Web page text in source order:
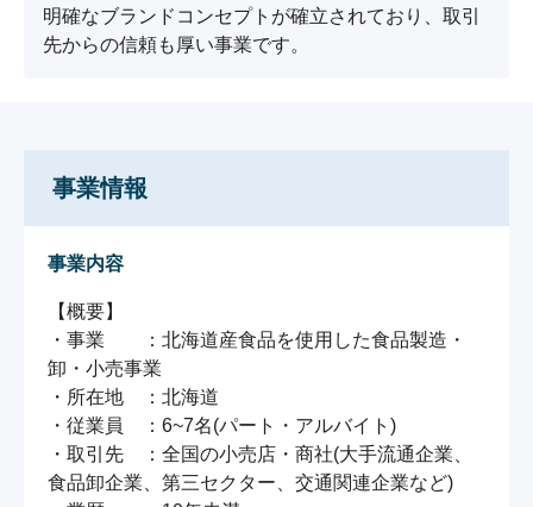
明確なブランドコンセプトが確立されており、取引
先からの信頼も厚い事業です。
事業情報
事業内容
【概要】
・事業　　：北海道産食品を使用した食品製造・
卸・小売事業
・所在地　：北海道
・従業員　：6~7名(パート・アルバイト)
・取引先　：全国の小売店・商社(大手流通企業、
食品卸企業、第三セクター、交通関連企業など)